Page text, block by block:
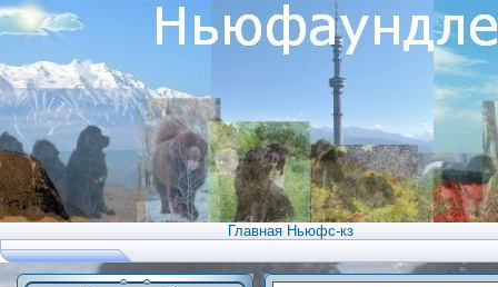
Главная Ньюфс-кз